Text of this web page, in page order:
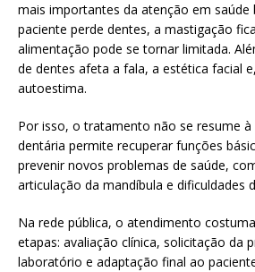
mais importantes da atenção em saúde
paciente perde dentes, a mastigação
alimentação pode se tornar limitada.
de dentes afeta a fala, a estética facial
autoestima.
Por isso, o tratamento não se resume à
dentária permite recuperar funções
prevenir novos problemas de saúde,
articulação da mandíbula e dificuldades
Na rede pública, o atendimento
etapas: avaliação clínica, solicitação da
laboratório e adaptação final ao